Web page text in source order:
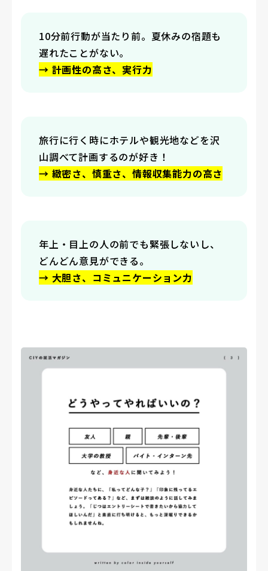
10分前行動が当たり前。夏休みの宿題も
遅れたことがない。
→ 計画性の高さ、実行力
旅行に行く時にホテルや観光地などを沢
山調べて計画するのが好き！
→ 緻密さ、慎重さ、情報収集能力の高さ
年上・目上の人の前でも緊張しないし、
どんどん意見ができる。
→ 大胆さ、コミュニケーション力